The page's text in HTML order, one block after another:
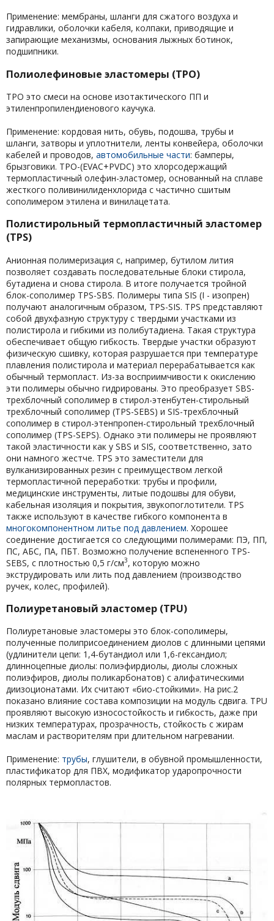
Применение: мембраны, шланги для сжатого воздуха и
гидравлики, оболочки кабеля, колпаки, приводящие и
запирающие механизмы, основания лыжных ботинок,
подшипники.
Полиолефиновые эластомеры (ТРО)
ТРО это смеси на основе изотактического ПП и
этиленпропилендиенового каучука.
Применение: кордовая нить, обувь, подошва, трубы и
шланги, затворы и уплотнители, ленты конвейера, оболочки
кабелей и проводов, автомобильные части: бамперы,
брызговики. TPO-(EVAC+PVDC) это хлорсодержащий
термопластичный олефин-эластомер, основанный на сплаве
жесткого поливинилиденхлорида с частично сшитым
сополимером этилена и винилацетата.
Полистирольный термопластичный эластомер
(TPS)
Анионная полимеризация с, например, бутилом лития
позволяет создавать последовательные блоки стирола,
бутадиена и снова стирола. В итоге получается тройной
блок-сополимер TPS-SBS. Полимеры типа SIS (I - изопрен)
получают аналогичным образом, TPS-SIS. TPS представляют
собой двухфазную структуру с твердыми участками из
полистирола и гибкими из полибутадиена. Такая структура
обеспечивает общую гибкость. Твердые участки образуют
физическую сшивку, которая разрушается при температуре
плавления полистирола и материал перерабатывается как
обычный термопласт. Из-за восприимчивости к окислению
эти полимеры обычно гидрированы. Это преобразует SBS-
трехблочный сополимер в стирол-этенбутен-стирольный
трехблочный сополимер (TPS-SEBS) и SIS-трехблочный
сополимер в стирол-этенпропен-стирольный трехблочный
сополимер (TPS-SEPS). Однако эти полимеры не проявляют
такой эластичности как у SBS и SIS, соответственно, зато
они намного жестче. TPS это заместители для
вулканизированных резин с преимуществом легкой
термопластичной переработки: трубы и профили,
медицинские инструменты, литые подошвы для обуви,
кабельная изоляция и покрытия, звукопоглотители. TPS
также используют в качестве гибкого компонента в
многокомпонентном литье под давлением. Хорошее
соединение достигается со следующими полимерами: ПЭ, ПП,
ПС, АБС, ПА, ПБТ. Возможно получение вспененного TPS-
SEBS, с плотностью 0,5 г/см3, которую можно
экструдировать или лить под давлением (производство
ручек, колес, профилей).
Полиуретановый эластомер (TPU)
Полиуретановые эластомеры это блок-сополимеры,
полученные полиприсоединением диолов с длинными цепями
(удлинители цепи: 1,4-бутандиол или 1,6-гександиол;
длинноцепные диолы: полиэфирдиолы, диолы сложных
полиэфиров, диолы поликарбонатов) с алифатическими
диизоционатами. Их считают «био-стойкими». На рис.2
показано влияние состава композиции на модуль сдвига. TPU
проявляют высокую износостойкость и гибкость, даже при
низких температурах, прозрачность, стойкость с жирам
маслам и растворителям при длительном нагревании.
Применение: трубы, глушители, в обувной промышленности,
пластификатор для ПВХ, модификатор ударопрочности
полярных термопластов.